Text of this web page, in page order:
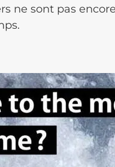
ne sont pas